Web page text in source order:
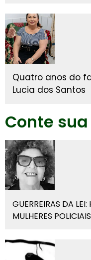
Quatro anos do
Lucia dos Santos
Conte
GUERREIRAS DA
MULHERES